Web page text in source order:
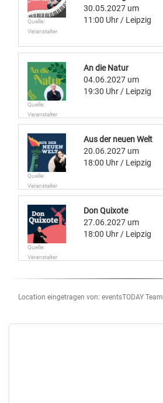
Quelle:
Veranstalter
30.05.2027 um
11:00 Uhr / Leipzig
Quelle:
Veranstalter
An die Natur
04.06.2027 um
19:30 Uhr / Leipzig
Quelle:
Veranstalter
Aus der neuen Welt
20.06.2027 um
18:00 Uhr / Leipzig
Quelle:
Veranstalter
Don Quixote
27.06.2027 um
18:00 Uhr / Leipzig
Location eingetragen von: eventsTODAY Team